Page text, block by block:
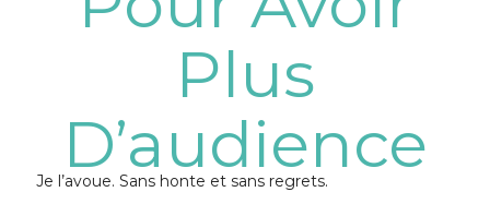
Plus
D’audience
Je l’avoue. Sans honte et sans regrets.